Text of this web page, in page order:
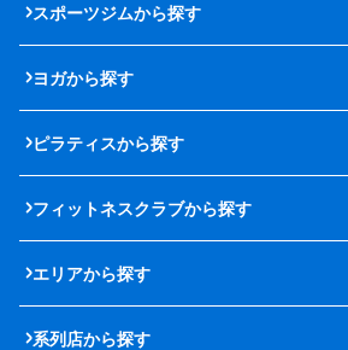
スポーツジムから探す
ヨガから探す
ピラティスから探す
フィットネスクラブから探す
エリアから探す
系列店から探す